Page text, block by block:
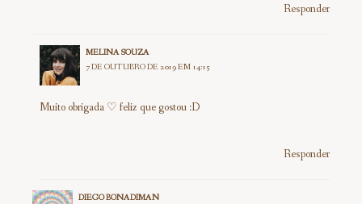
Responder
MELINA SOUZA
7 DE OUTUBRO DE 2019 EM 14:15
Muito obrigada ♡ feliz que gostou :D
Responder
DIEGO BONADIMAN